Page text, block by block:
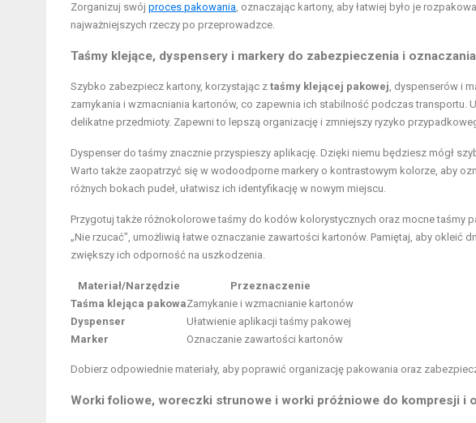
Zorganizuj swój proces pakowania, oznaczając kartony, aby łatwiej było je
najważniejszych rzeczy po przeprowadzce.
Taśmy klejące, dyspensery i markery do zabezpieczenia i
Szybko zabezpiecz kartony, korzystając z taśmy klejącej pakowej, dyspenserów i
zamykania i wzmacniania kartonów, co zapewnia ich stabilność podczas transportu.
delikatne przedmioty. Zapewni to lepszą organizację i zmniejszy ryzyko
Dyspenser do taśmy znacznie przyspieszy aplikację. Dzięki niemu będziesz mógł
Warto także zaopatrzyć się w wodoodporne markery o kontrastowym kolorze, aby
różnych bokach pudeł, ułatwisz ich identyfikację w nowym miejscu.
Przygotuj także różnokolorowe taśmy do kodów kolorystycznych oraz mocne taśmy
„Nie rzucać”, umożliwią łatwe oznaczanie zawartości kartonów. Pamiętaj, aby okleić
zwiększy ich odporność na uszkodzenia.
Materiał/Narzędzie
Przeznaczenie
Taśma klejąca pakowaZamykanie i wzmacnianie kartonów
Dyspenser
Ułatwienie aplikacji taśmy pakowej
Marker
Oznaczanie zawartości kartonów
Dobierz odpowiednie materiały, aby poprawić organizację pakowania oraz
Worki foliowe, woreczki strunowe i worki próżniowe do kompresji i